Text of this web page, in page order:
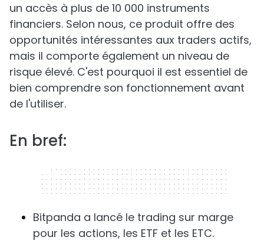
un accès à plus de 10 000 instruments
financiers. Selon nous, ce produit offre des
opportunités intéressantes aux traders actifs,
mais il comporte également un niveau de
risque élevé. C'est pourquoi il est essentiel de
bien comprendre son fonctionnement avant
de l'utiliser.
En bref:
320 x 50
Bitpanda a lancé le trading sur marge
pour les actions, les ETF et les ETC.